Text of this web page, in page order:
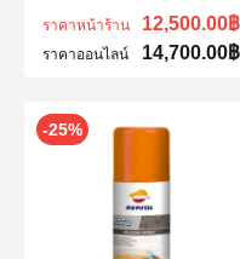
ราคาหน้าร้าน 12,500.00฿
ราคาออนไลน์ 14,700.00฿
-25%